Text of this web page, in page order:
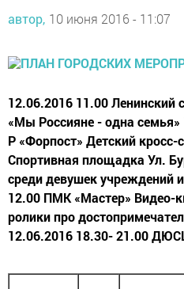
автор, 10 июня 2016 - 11:07
12.06.2016 11.00 Ленинский
«Мы Россияне - одна
Р «Форпост» Детский кросс-
Спортивная площадка Ул.
среди девушек учреждений
12.00 ПМК «Мастер» Видео-
ролики про
12.06.2016 18.30- 21.00